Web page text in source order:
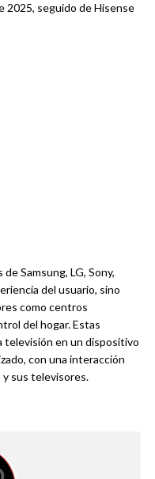
2025, seguido de Hisense
Samsung, LG, Sony,
del usuario, sino
como centros
del hogar. Estas
televisión en un dispositivo
con una interacción
sus televisores.